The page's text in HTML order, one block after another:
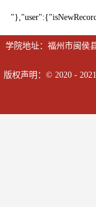
学院地址：福州市闽侯
版权声明：© 2020 -